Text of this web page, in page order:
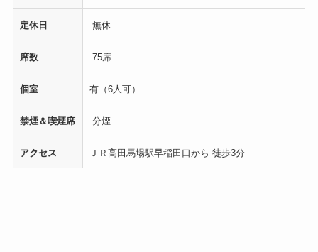
定休日 無休
席数 75席
個室 有（6人可）
禁煙＆喫煙席 分煙
アクセス ＪＲ高田馬場駅早稲田口から 徒歩3分